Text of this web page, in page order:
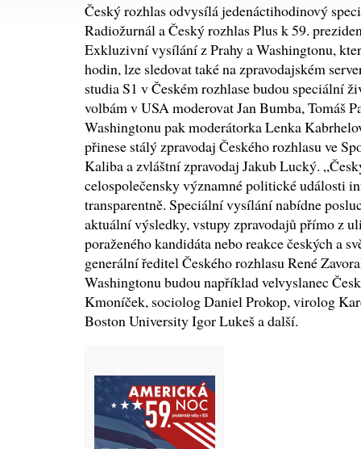
Český rozhlas odvysílá jedenáctihodinový
Radiožurnál a Český rozhlas Plus k 59.
Exkluzivní vysílání z Prahy a Washingtonu,
hodin, lze sledovat také na zpravodajském
studia S1 v Českém rozhlase budou speciální
volbám v USA moderovat Jan Bumba, Tomáš
Washingtonu pak moderátorka Lenka
přinese stálý zpravodaj Českého rozhlasu ve
Kaliba a zvláštní zpravodaj Jakub Lucký.
celospolečensky významné politické události
transparentně. Speciální vysílání nabídne
aktuální výsledky, vstupy zpravodajů přímo z
poraženého kandidáta nebo reakce českých a
generální ředitel Českého rozhlasu René
Washingtonu budou například velvyslanec
Kmoníček, sociolog Daniel Prokop, virolog
Boston University Igor Lukeš a další.